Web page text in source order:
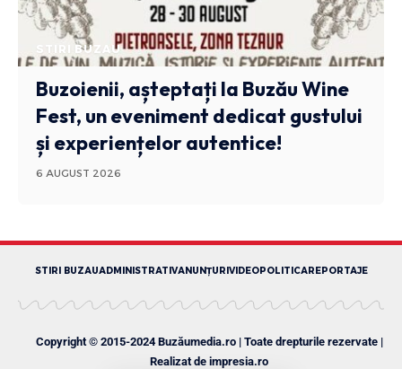
STIRI BUZAU
Buzoienii, așteptați la Buzău Wine
Fest, un eveniment dedicat gustului
și experiențelor autentice!
6 AUGUST 2026
STIRI BUZAUADMINISTRATIVANUNȚURIVIDEOPOLITICAREPORTAJE
Copyright © 2015-2024 Buzăumedia.ro | Toate drepturile rezervate |
Realizat de impresia.ro